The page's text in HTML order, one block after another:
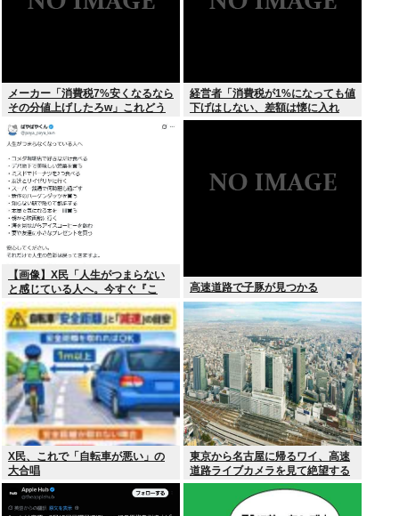
メーカー「消費税7%安くなるなら
その分値上げしたろw」これどう
すんの？
経営者「消費税が1%になっても値
下げはしない、差額は懐に入れ
る」
【画像】X民「人生がつまらない
と感じている人へ。今すぐ『こ
れ』をやってください。」6.9万い
いね
高速道路で子豚が見つかる
X民、これで「自転車が悪い」の
大合唱
東京から名古屋に帰るワイ、高速
道路ライブカメラを見て絶望する